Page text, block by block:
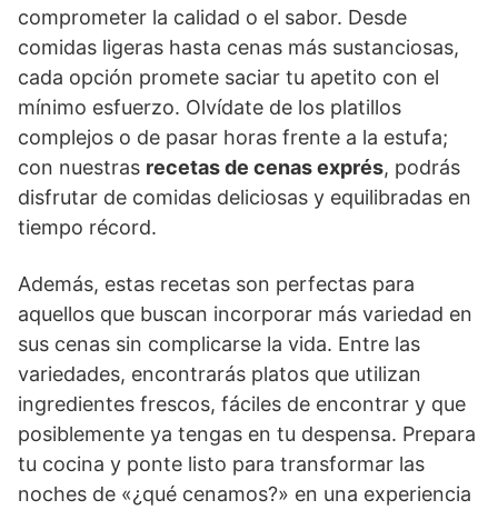
comprometer la calidad o el sabor. Desde
comidas ligeras hasta cenas más sustanciosas,
cada opción promete saciar tu apetito con el
mínimo esfuerzo. Olvídate de los platillos
complejos o de pasar horas frente a la estufa;
con nuestras recetas de cenas exprés, podrás
disfrutar de comidas deliciosas y equilibradas en
tiempo récord.
Además, estas recetas son perfectas para
aquellos que buscan incorporar más variedad en
sus cenas sin complicarse la vida. Entre las
variedades, encontrarás platos que utilizan
ingredientes frescos, fáciles de encontrar y que
posiblemente ya tengas en tu despensa. Prepara
tu cocina y ponte listo para transformar las
noches de «¿qué cenamos?» en una experiencia